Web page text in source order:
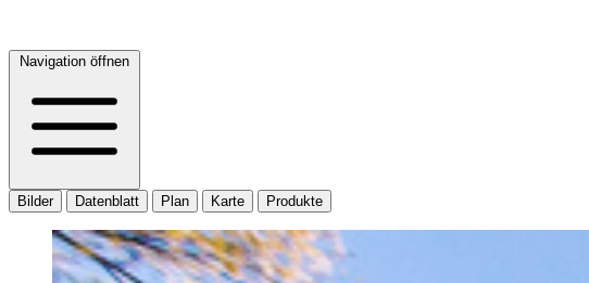
Navigation öffnen
Bilder Datenblatt Plan Karte Produkte